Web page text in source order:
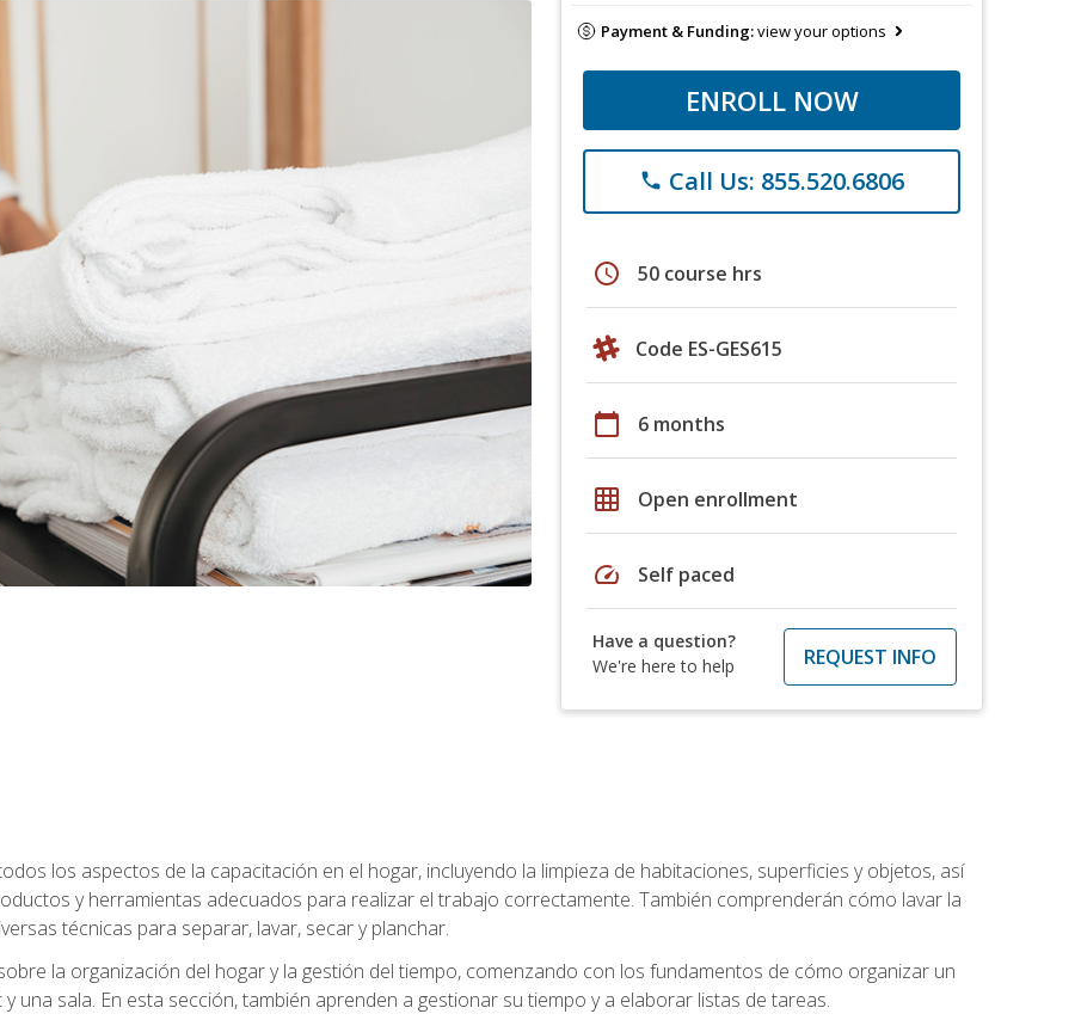
Payment & Funding:view your options
ENROLL NOW
phone Call Us: 855.520.6806
schedule 50 course hrs
Code ES-GES615
calendar_today 6 months
grid_on Open enrollment
speed Self paced
Have a question?
We're here to help
REQUEST INFO
los aspectos de la capacitación en el hogar, incluyendo la limpieza de habitaciones, superficies y objetos, así
y herramientas adecuados para realizar el trabajo correctamente. También comprenderán cómo lavar la
técnicas para separar, lavar, secar y planchar.
la organización del hogar y la gestión del tiempo, comenzando con los fundamentos de cómo organizar un
una sala. En esta sección, también aprenden a gestionar su tiempo y a elaborar listas de tareas.